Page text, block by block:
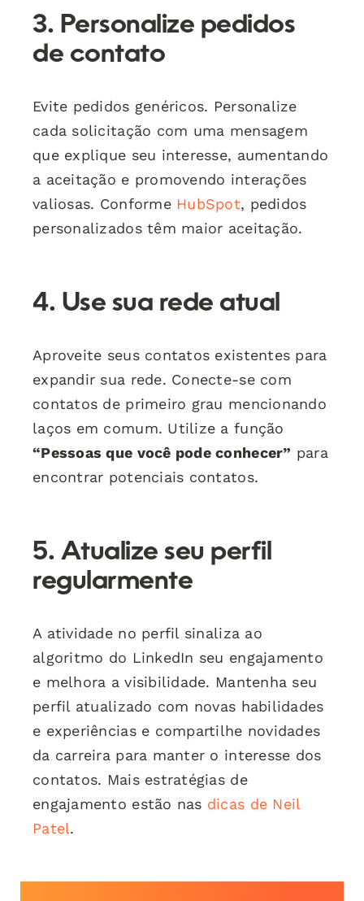
3. Personalize pedidos
de contato
Evite pedidos genéricos. Personalize
cada solicitação com uma mensagem
que explique seu interesse, aumentando
a aceitação e promovendo interações
valiosas. Conforme HubSpot, pedidos
personalizados têm maior aceitação.
4. Use sua rede atual
Aproveite seus contatos existentes para
expandir sua rede. Conecte-se com
contatos de primeiro grau mencionando
laços em comum. Utilize a função
“Pessoas que você pode conhecer” para
encontrar potenciais contatos.
5. Atualize seu perfil
regularmente
A atividade no perfil sinaliza ao
algoritmo do LinkedIn seu engajamento
e melhora a visibilidade. Mantenha seu
perfil atualizado com novas habilidades
e experiências e compartilhe novidades
da carreira para manter o interesse dos
contatos. Mais estratégias de
engajamento estão nas dicas de Neil
Patel.